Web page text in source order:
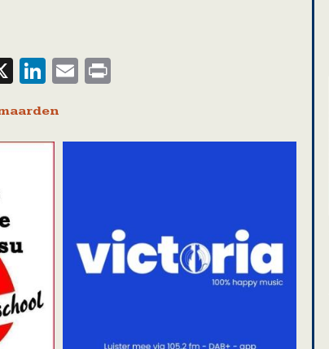
X LinkedIn
Email